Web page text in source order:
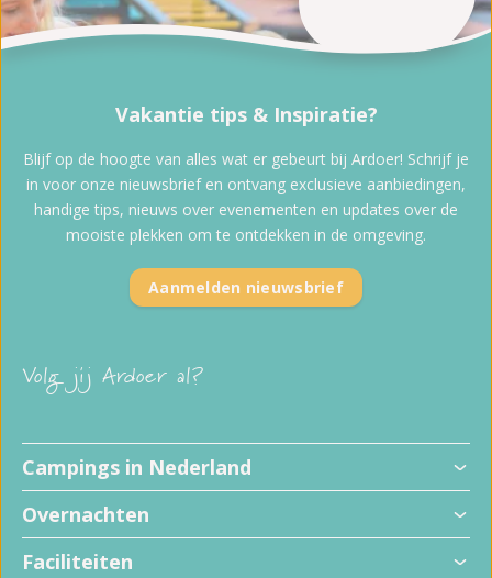
Volg jij Ardoer al?
Campings in Nederland
Overnachten
Faciliteiten
Vakantie tips & Inspiratie?
Blijf op de hoogte van alles wat er gebeurt bij Ardoer! Schrijf je
in voor onze nieuwsbrief en ontvang exclusieve aanbiedingen,
handige tips, nieuws over evenementen en updates over de
mooiste plekken om te ontdekken in de omgeving.
Aanmelden nieuwsbrief